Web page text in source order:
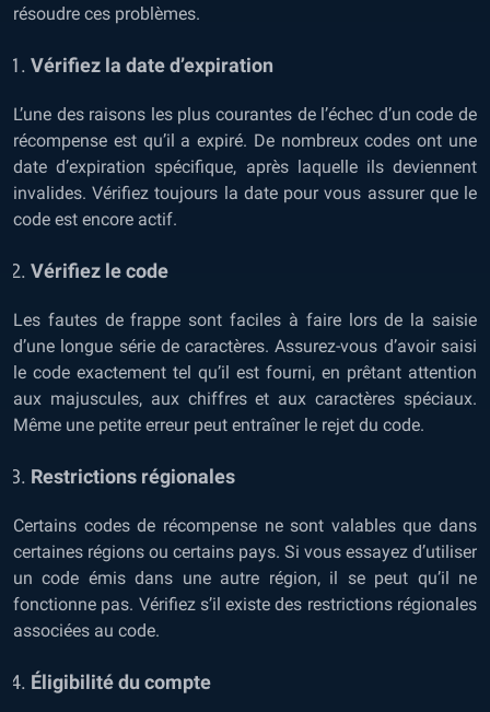
résoudre ces problèmes.
Vérifiez la date d’expiration
L’une des raisons les plus courantes de l’échec d’un code de
récompense est qu’il a expiré. De nombreux codes ont une
date d’expiration spécifique, après laquelle ils deviennent
invalides. Vérifiez toujours la date pour vous assurer que le
code est encore actif.
Vérifiez le code
Les fautes de frappe sont faciles à faire lors de la saisie
d’une longue série de caractères. Assurez-vous d’avoir saisi
le code exactement tel qu’il est fourni, en prêtant attention
aux majuscules, aux chiffres et aux caractères spéciaux.
Même une petite erreur peut entraîner le rejet du code.
Restrictions régionales
Certains codes de récompense ne sont valables que dans
certaines régions ou certains pays. Si vous essayez d’utiliser
un code émis dans une autre région, il se peut qu’il ne
fonctionne pas. Vérifiez s’il existe des restrictions régionales
associées au code.
Éligibilité du compte